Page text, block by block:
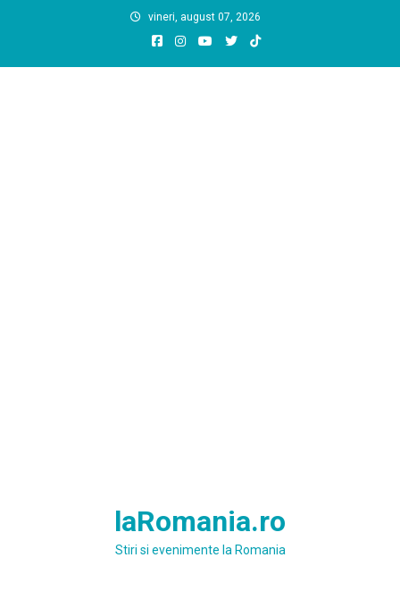
vineri, august 07, 2026
laRomania.ro
Stiri si evenimente la Romania